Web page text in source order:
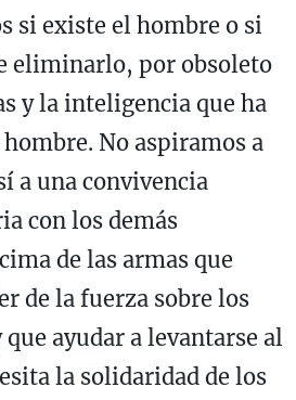
si existe el hombre o si
eliminarlo, por obsoleto
y la inteligencia que ha
No aspiramos a
a una convivencia
con los demás
de las armas que
de la fuerza sobre los
ayudar a levantarse al
la solidaridad de los